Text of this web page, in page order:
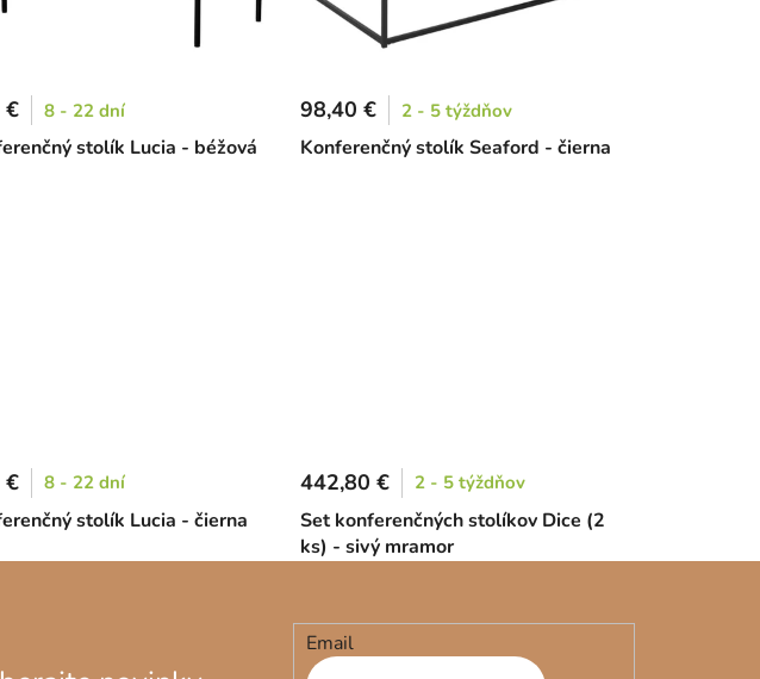
stolík Lucia - béžová
€ 8 - 22 dní
Konferenčný stolík Seaford - čierna
98,40 € 2 - 5 týždňov
stolík Lucia - čierna
€ 8 - 22 dní
Set konferenčných stolíkov Dice (2
ks) - sivý mramor
442,80 € 2 - 5 týždňov
Email